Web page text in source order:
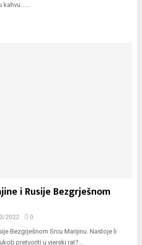
kahvu…...
i Rusije Bezgrješnom
2022 0
Bezgrješnom Srcu Marijinu. Nastoje li
pretvoriti u vjerski rat?...